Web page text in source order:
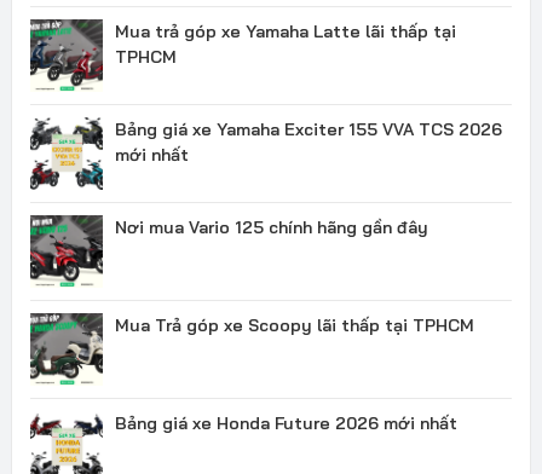
Mua trả góp xe Yamaha Latte lãi thấp tại
TPHCM
Bảng giá xe Yamaha Exciter 155 VVA TCS 2026
mới nhất
Nơi mua Vario 125 chính hãng gần đây
Mua Trả góp xe Scoopy lãi thấp tại TPHCM
Bảng giá xe Honda Future 2026 mới nhất